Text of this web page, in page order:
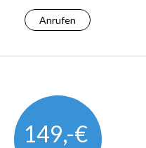
Anrufen
149,-€